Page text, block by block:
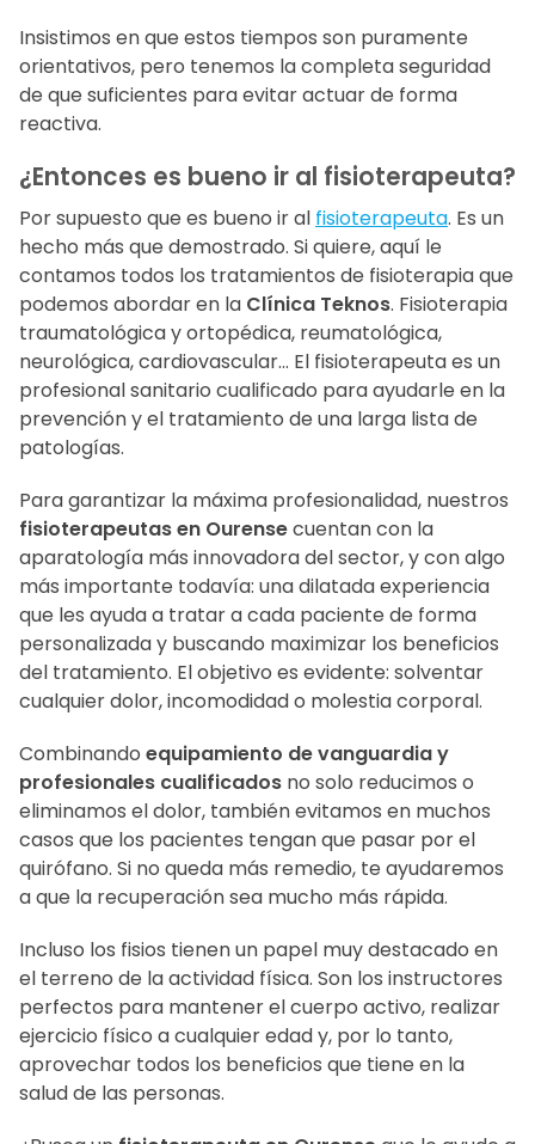
Insistimos en que estos tiempos son puramente
orientativos, pero tenemos la completa seguridad
de que suficientes para evitar actuar de forma
reactiva.
¿Entonces es bueno ir al fisioterapeuta?
Por supuesto que es bueno ir al fisioterapeuta. Es un
hecho más que demostrado. Si quiere, aquí le
contamos todos los tratamientos de fisioterapia que
podemos abordar en la Clínica Teknos. Fisioterapia
traumatológica y ortopédica, reumatológica,
neurológica, cardiovascular... El fisioterapeuta es un
profesional sanitario cualificado para ayudarle en la
prevención y el tratamiento de una larga lista de
patologías.
Para garantizar la máxima profesionalidad, nuestros
fisioterapeutas en Ourensecuentan con la
aparatología más innovadora del sector, y con algo
más importante todavía: una dilatada experiencia
que les ayuda a tratar a cada paciente de forma
personalizada y buscando maximizar los beneficios
del tratamiento. El objetivo es evidente: solventar
cualquier dolor, incomodidad o molestia corporal.
Combinando equipamiento de vanguardia y
profesionales cualificados no solo reducimos o
eliminamos el dolor, también evitamos en muchos
casos que los pacientes tengan que pasar por el
quirófano. Si no queda más remedio, te ayudaremos
a que la recuperación sea mucho más rápida.
Incluso los fisios tienen un papel muy destacado en
el terreno de la actividad física. Son los instructores
perfectos para mantener el cuerpo activo, realizar
ejercicio físico a cualquier edad y, por lo tanto,
aprovechar todos los beneficios que tiene en la
salud de las personas.